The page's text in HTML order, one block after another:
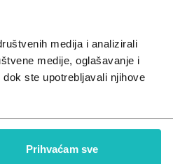
medija i analizirali
medije, oglašavanje i
ste upotrebljavali njihove
Prihvaćam sve
POREDAJ PO